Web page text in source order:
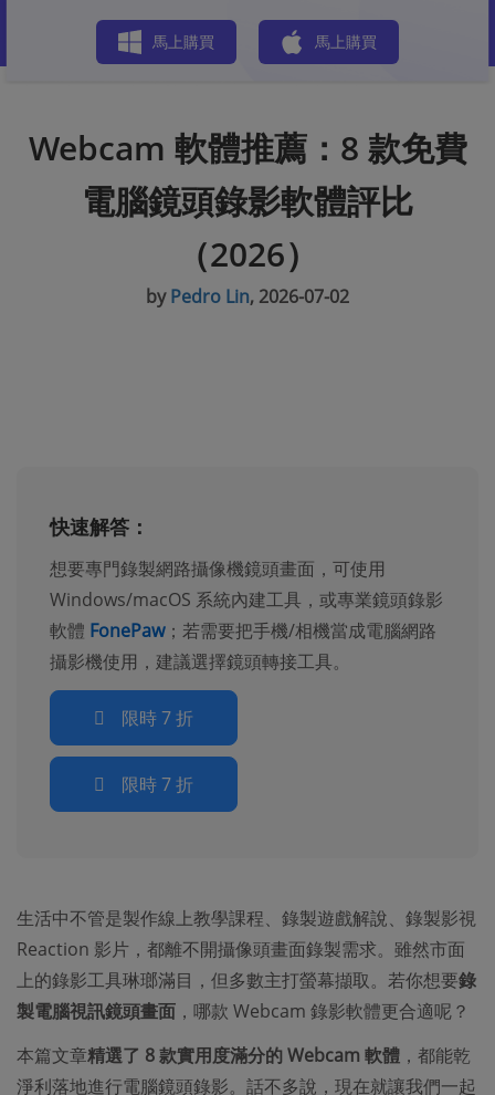
馬上購買 馬上購買
Webcam 軟體推薦：8 款免費
電腦鏡頭錄影軟體評比
（2026）
byPedro Lin, 2026-07-02
快速解答：
想要專門錄製網路攝像機鏡頭畫面，可使用
Windows/macOS 系統內建工具，或專業鏡頭錄影
軟體 FonePaw；若需要把手機/相機當成電腦網路
攝影機使用，建議選擇鏡頭轉接工具。
限時 7 折
限時 7 折
生活中不管是製作線上教學課程、錄製遊戲解說、錄製影視
Reaction 影片，都離不開攝像頭畫面錄製需求。雖然市面
上的錄影工具琳瑯滿目，但多數主打螢幕擷取。若你想要錄
製電腦視訊鏡頭畫面 ，哪款 Webcam 錄影軟體更合適呢？
本篇文章精選了 8 款實用度滿分的 Webcam 軟體 ，都能乾
淨利落地進行電腦鏡頭錄影。話不多說，現在就讓我們一起